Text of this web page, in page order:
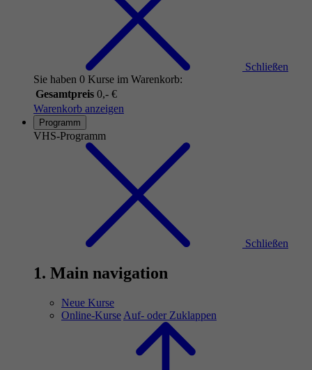
Schließen
Sie haben 0 Kurse im Warenkorb:
Gesamtpreis 0,- €
Warenkorb anzeigen
Programm
VHS-Programm
Schließen
1. Main navigation
Neue Kurse
Online-Kurse Auf- oder Zuklappen